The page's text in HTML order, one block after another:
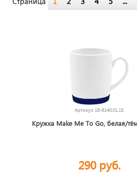
Артикул 18-6140.01.15
Кружка Make Me To Go, белая/
290 руб.